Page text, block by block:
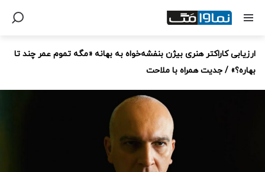
ارزیابی کاراکتر هنری بیژن بنفشه‌خواه به بهانه «مگه تموم عمر چند تا
بهاره؟» / جدیت همراه با ملاحت